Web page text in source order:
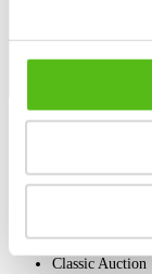
ABOUT US
Charity
Classic Auction